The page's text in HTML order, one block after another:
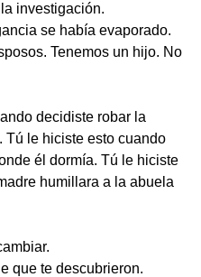
investigación.
se había evaporado.
Tenemos un hijo. No
decidiste robar la
Tú le hiciste esto cuando
él dormía. Tú le hiciste
humillara a la abuela
que te descubrieron.